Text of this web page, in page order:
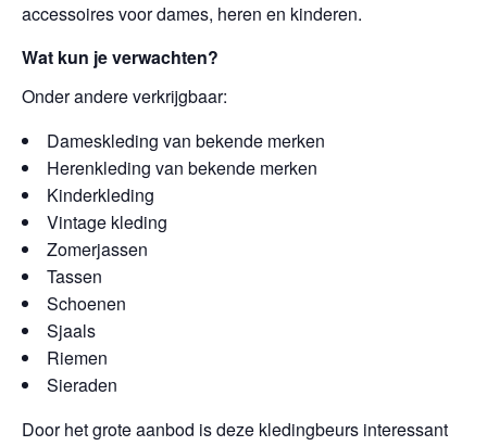
accessoires voor dames, heren en kinderen.
Wat kun je verwachten?
Onder andere verkrijgbaar:
Dameskleding van bekende merken
Herenkleding van bekende merken
Kinderkleding
Vintage kleding
Zomerjassen
Tassen
Schoenen
Sjaals
Riemen
Sieraden
Door het grote aanbod is deze kledingbeurs interessant